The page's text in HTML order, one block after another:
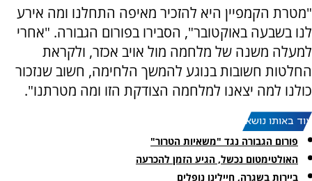
"מטרת הקמפיין היא להזכיר מאיפה התחלנו ומה אירע
לנו בשבעה באוקטובר", הסבירו בפורום הגבורה. "אחרי
למעלה משנה של מלחמה מול אויב אכזר, ולקראת
החלטות חשובות בנוגע להמשך הלחימה, חשוב שנזכור
כולנו למה יצאנו למלחמה הצודקת הזו ומה מטרתנו".
עוד באותו נושא:
פורום הגבורה נגד "משאיות הטרור"
האולטימטום נכשל, הגיע הזמן להכרעה
ביירות בשגרה, חיילינו נופלים